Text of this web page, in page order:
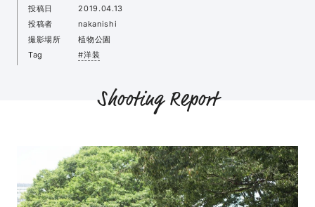
投稿日
2019.04.13
投稿者
nakanishi
撮影場所
植物公園
Tag
#洋装
Shooting Report